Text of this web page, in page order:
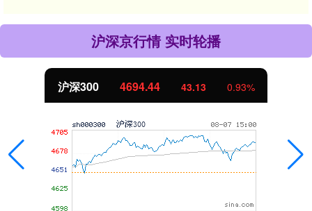
沪深京行情 实时轮播
沪深300 4694.44 43.13 0.93%